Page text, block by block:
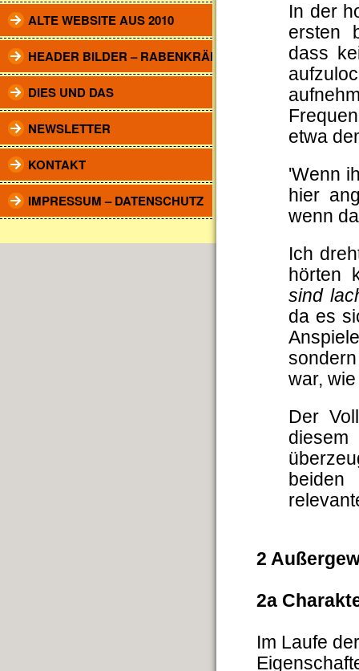
ALTE WEBSITE AUS 2010
HEADER BILDER – RABENKRÄHEN
DIES UND DAS
NEWSLETTER
KONTAKT
IMPRESSUM – DATENSCHUTZ
In der
ersten
dass
etwa
'Wenn
hier
wenn
Ich
hörten
sind
da es
war,
Der
2
2a
Im Laufe